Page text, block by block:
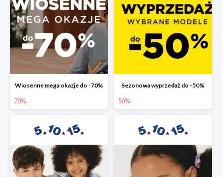
Wiosenne mega okazje do -70%
70%
Sezonowa wyprzedaż do -50%
50%